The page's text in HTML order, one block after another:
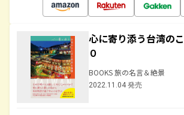
心に寄り添う台湾の
０
BOOKS 旅の名言＆絶景
2022.11.04 発売